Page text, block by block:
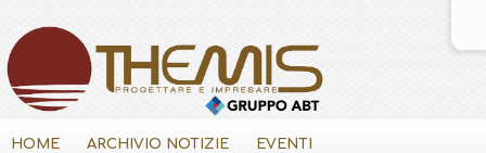
HOME ARCHIVIO NOTIZIE EVENTI